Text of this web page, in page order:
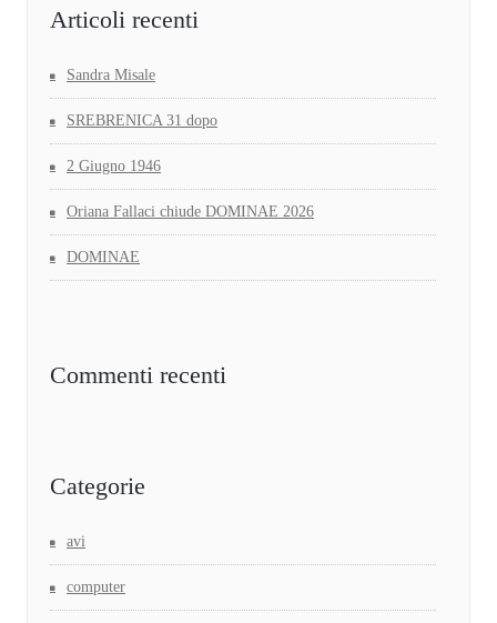
Articoli recenti
Sandra Misale
SREBRENICA 31 dopo
2 Giugno 1946
Oriana Fallaci chiude DOMINAE 2026
DOMINAE
Commenti recenti
Categorie
avi
computer